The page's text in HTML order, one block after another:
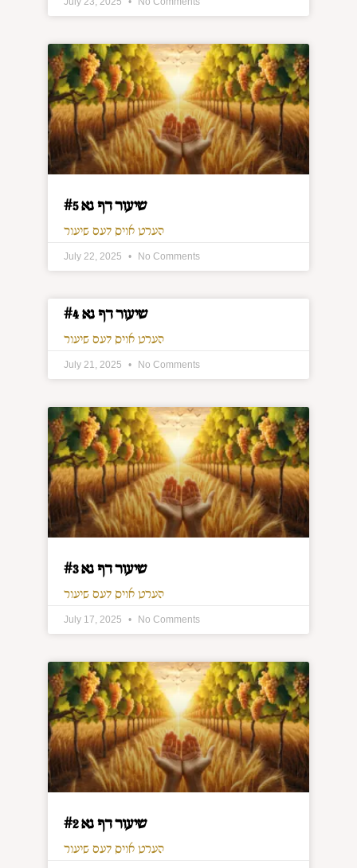
שיעור דף נא #5
הערט אויס דעם שיעור
July 22, 2025 No Comments
שיעור דף נא #4
הערט אויס דעם שיעור
July 21, 2025 No Comments
שיעור דף נא #3
הערט אויס דעם שיעור
July 17, 2025 No Comments
שיעור דף נא #2
הערט אויס דעם שיעור